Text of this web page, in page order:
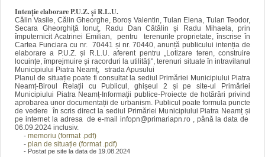
Intenție elaborare P.U.Z. și R.L.U.
Călin Vasile, Călin Gheorghe, Boroș Valentin, Tulan Elena, Tulan Teodor,
Secara Gheorghiță Ionuț, Radu Dan Cătălin și Radu Mihaela, prin
împuternicit Acatrinei Emilian, pentru terenurile proprietate, înscrise în
Cartea Funciara cu nr. 70441 și nr. 70440, anunță publicului intenția de
elaborare a P.U.Z. și R.L.U. aferent pentru „Lotizare teren, construire
locuințe, împrejmuire și racorduri la utilități", terenuri situate în intravilanul
Municipiului Piatra Neamț, strada Apusului
Planul de situație poate fi consultat la sediul Primăriei Municipiului Piatra
Neamț-Biroul Relații cu Publicul, ghișeul 2 și pe site-ul Primăriei
Municipiului Piatra Neamț-Informații publice-Proiecte de hotărâri privind
aprobarea unor documentații de urbanism. Publicul poate formula puncte
de vedere în scris direct la sediul Primăriei Municipiului Piatra Neamț și
pe internet la adresa de e-mail infopn@primariapn.ro , până la data de
06.09.2024 inclusiv.
- memoriu (format .pdf)
- plan de situație (format .pdf)
- Postat pe site la data de 19.08.2024